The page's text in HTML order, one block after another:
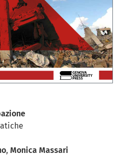
, Monica Massari